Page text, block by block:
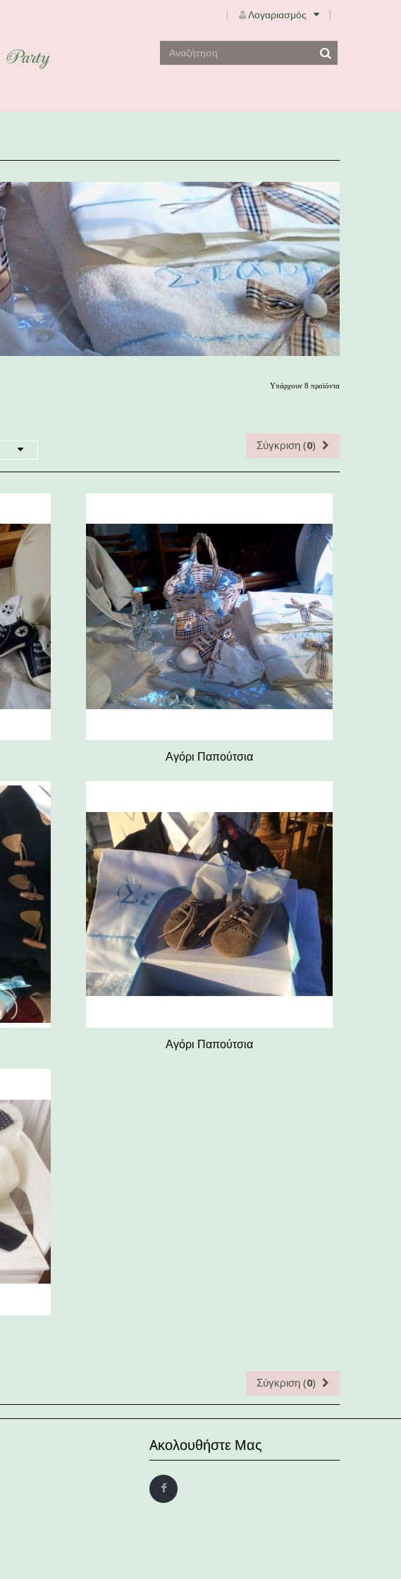
Λογαριασμός
Party
Υπάρχουν 8 προϊόντα
Σύγκριση (0)
Αγόρι Παπούτσια
Αγόρι Παπούτσια
Σύγκριση (0)
Aκολουθήστε Μας